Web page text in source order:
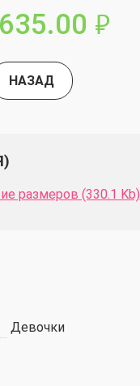
руб.
НАЗАД
размеров (330.1 Kb)
Девочки